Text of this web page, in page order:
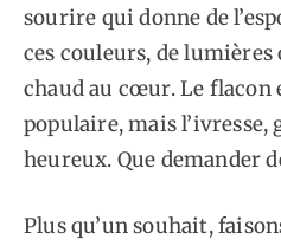
sourire qui donne de
ces couleurs, de lumières
chaud au cœur. Le flacon
populaire, mais l’ivresse,
heureux. Que demander
Plus qu’un souhait,